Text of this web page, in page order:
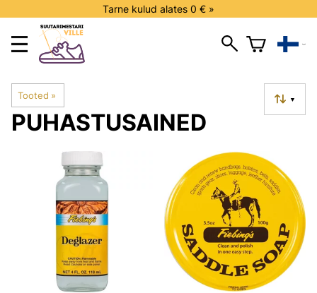
Tarne kulud alates 0 € »
Tooted ‪» ▼
PUHASTUSAINED